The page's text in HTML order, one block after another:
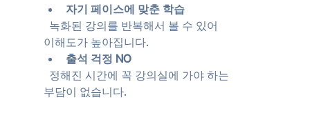
자기 페이스에 맞춘 학습
이해도가 높아집니다.
출석 걱정 NO
부담이 없습니다.